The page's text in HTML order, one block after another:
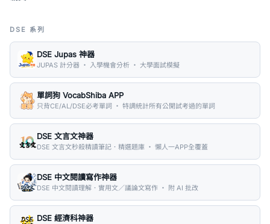
DSE 系列
DSE Jupas 神器
JUPAS 計分器 ・ 入學機會分析 ・ 大學面試模擬
單詞狗 VocabShiba APP
只背CE/AL/DSE必考單詞 ・ 特調統計所有公開試考過的單詞
DSE 文言文神器
DSE 文言文秒殺精讀筆記．精選題庫 ・ 懶人一APP全覆蓋
DSE 中文閱讀寫作神器
DSE 中文閱讀理解．實用文／議論文寫作 ・ 附 AI 批改
DSE 經濟科神器